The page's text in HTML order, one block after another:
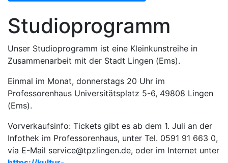
Studioprogramm
Unser Studioprogramm ist eine Kleinkunstreihe in
Zusammenarbeit mit der Stadt Lingen (Ems).
Einmal im Monat, donnerstags 20 Uhr im
Professorenhaus Universitätsplatz 5-6, 49808 Lingen
(Ems).
Vorverkaufsinfo: Tickets gibt es ab dem 1. Juli an der
Infothek im Professorenhaus, unter Tel. 0591 91 663 0,
via E-Mail service@tpzlingen.de, oder im Internet unter